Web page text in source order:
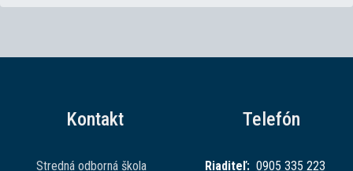
Kontakt
Stredná odborná škola
Telefón
Riaditeľ: 0905 335 223